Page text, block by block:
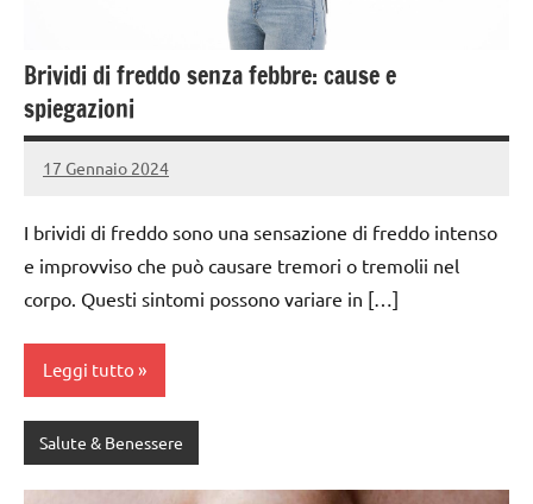
Brividi di freddo senza febbre: cause e
spiegazioni
17 Gennaio 2024
admin4671
I brividi di freddo sono una sensazione di freddo intenso
e improvviso che può causare tremori o tremolii nel
corpo. Questi sintomi possono variare in […]
Leggi tutto
Salute & Benessere